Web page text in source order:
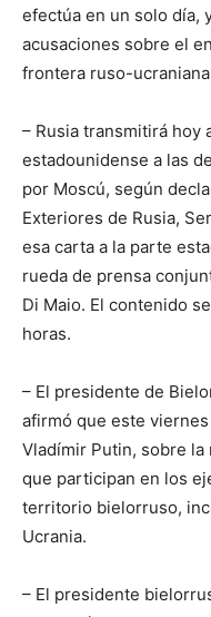
efectúa en un solo día,
acusaciones sobre el
frontera ruso-
– Rusia transmitirá hoy
estadounidense a las
por Moscú, según
Exteriores de Rusia,
esa carta a la parte
rueda de prensa
Di Maio. El contenido
horas.
– El presidente de
afirmó que este
Vladímir Putin, sobre
que participan en los
territorio bielorruso,
Ucrania.
– El presidente